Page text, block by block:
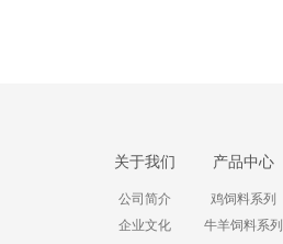
关于我们
公司简介
企业文化
产品中心
鸡饲料系列
牛羊饲料系列